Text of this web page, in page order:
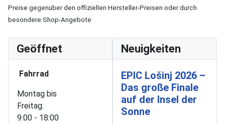
Preise gegenüber den offiziellen Hersteller-Preisen oder durch
besondere Shop-Angebote
Geöffnet
Fahrrad
Montag bis
Freitag:
9:00 - 18:00
Neuigkeiten
EPIC Lošinj 2026 –
Das große Finale
auf der Insel der
Sonne